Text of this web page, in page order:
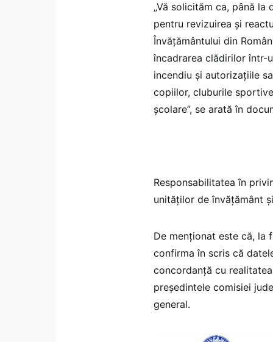
„Vă solicităm ca, până la
pentru revizuirea și
Învățământului din
încadrarea clădirilor într-
incendiu și autorizațiile
copiilor, cluburile
școlare”, se arată în
Responsabilitatea în
unităților de învățământ
De menționat este că, la
confirma în scris că
concordanță cu
președintele comisiei
general.